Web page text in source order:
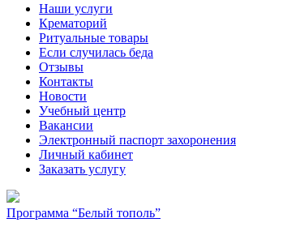
Наши услуги
Крематорий
Ритуальные товары
Если случилась беда
Отзывы
Контакты
Новости
Учебный центр
Вакансии
Электронный паспорт захоронения
Личный кабинет
Заказать услугу
Программа “Белый тополь”